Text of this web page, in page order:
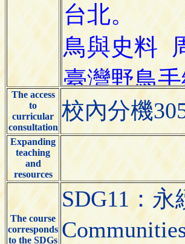
The access
to
curricular
consultation
校內分機
Expanding
teaching
and
resources
The course
corresponds
to the SDGs
SDG11：永